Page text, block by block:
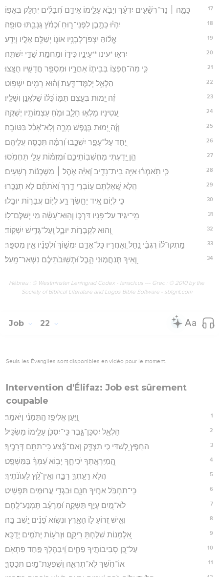
17 כַּמָּ֤ה ׀ נֵר־רְשָׁ֘עִ֤ים יִדְעָ֗ךְ וְיָבֹ֣א עָלֵ֣ימוֹ אֵידָ֑ם חֲ֝בָלִ֗ים יְחַלֵּ֥ק בְּאַפּֽוֹ׃
18 יִהְי֗וּ כְּתֶ֥בֶן לִפְנֵי־ר֑וּחַ וּ֝כְמֹ֗ץ גְּנָבַ֥תּוּ סוּפָֽה׃
19 אֱל֗וֹהַּ יִצְפֹּן־לְבָנָ֥יו אוֹנ֑וֹ יְשַׁלֵּ֖ם אֵלָ֣יו וְיֵדָֽע׃
20 יִרְא֣וּ *עינו **עֵינָ֣יו כִּיד֑וֹ וּמֵחֲמַ֖ת שַׁדַּ֣י יִשְׁתֶּֽה׃
21 כִּ֤י מַה־חֶפְצ֣וֹ בְּבֵית֣וֹ אַחֲרָ֑יו וּמִסְפַּ֖ר חֳדָשָׁ֣יו חֻצָּֽצוּ׃
22 הַלְאֵ֥ל יְלַמֶּד־דָּ֑עַת וְ֝ה֗וּא רָמִ֥ים יִשְׁפּֽוֹט׃
23 זֶ֗ה יָ֭מוּת בְּעֶ֣צֶם תֻּמּ֑וֹ כֻּ֝לּ֗וֹ שַׁלְאֲנַ֥ן וְשָׁלֵֽיו׃
24 עֲ֭טִינָיו מָלְא֣וּ חָלָ֑ב וּמֹ֖חַ עַצְמוֹתָ֣יו יְשֻׁקֶּֽה׃
25 וְזֶ֗ה יָ֭מוּת בְּנֶ֣פֶשׁ מָרָ֑ה וְלֹֽא־אָ֝כַ֗ל בַּטּוֹבָֽה׃
26 יַ֭חַד עַל־עָפָ֣ר יִשְׁכָּ֑בוּ וְ֝רִמָּ֗ה תְּכַסֶּ֥ה עֲלֵיהֶֽם׃
27 הֵ֣ן יָ֭דַעְתִּי מַחְשְׁבֽוֹתֵיכֶ֑ם וּ֝מְזִמּ֗וֹת עָלַ֥י תַּחְמֹֽסוּ׃
28 כִּ֤י תֹֽאמְר֗וּ אַיֵּ֥ה בֵית־נָדִ֑יב וְ֝אַיֵּ֗ה אֹ֤הֶל ׀ מִשְׁכְּנ֬וֹת רְשָׁעִֽים׃
29 הֲלֹ֣א שְׁ֭אֶלְתֶּם ע֣וֹבְרֵי דָ֑רֶךְ וְ֝אֹתֹתָ֗ם לֹ֣א תְנַכֵּֽרוּ׃
30 כִּ֤י לְי֣וֹם אֵ֭יד יֵחָ֣שֶׂךְ רָ֑ע לְי֖וֹם עֲבָר֣וֹת יוּבָֽלוּ׃
31 מִֽי־יַגִּ֣יד עַל־פָּנָ֣יו דַּרְכּ֑וֹ וְהֽוּא־עָ֝שָׂ֗ה מִ֣י יְשַׁלֶּם־לֽוֹ׃
32 וְ֭הוּא לִקְבָר֣וֹת יוּבָ֑ל וְֽעַל־גָּדִ֥ישׁ יִשְׁקֽוֹד׃
33 מָֽתְקוּ־ל֗וֹ רִגְבֵ֫י נָ֥חַל וְ֭אַחֲרָיו כָּל־אָדָ֣ם יִמְשׁ֑וֹךְ וּ֝לְפָנָ֗יו אֵ֣ין מִסְפָּֽר׃
34 וְ֭אֵיךְ תְּנַחֲמ֣וּנִי הָ֑בֶל וּ֝תְשֽׁוּבֹתֵיכֶ֗ם נִשְׁאַר־מָֽעַל׃
Hébreu : © Westminster Leningrad Codex - tanach.us --- Grec : © 2010 by the
Society of Biblical Literature and Logos Bible Software - sblgnt.com
Job 22
Seuls les Évangiles sont disponibles en vidéo pour le moment.
Intervention d'Élifaz: Job est sûrement
coupable
1 וַ֭יַּעַן אֱלִיפַ֥ז הַֽתֵּמָנִ֗י וַיֹּאמַֽר׃
2 הַלְאֵ֥ל יִסְכָּן־גָּ֑בֶר כִּֽי־יִסְכֹּ֖ן עָלֵ֣ימוֹ מַשְׂכִּֽיל׃
3 הַחֵ֣פֶץ לְ֭שַׁדַּי כִּ֣י תִצְדָּ֑ק וְאִם־בֶּ֝֗צַע כִּֽי־תַתֵּ֥ם דְּרָכֶֽיךָ׃
4 הֲֽ֭מִיִּרְאָ֣תְךָ יֹכִיחֶ֑ךָ יָב֥וֹא עִ֝מְּךָ֗ בַּמִּשְׁפָּֽט׃
5 הֲלֹ֣א רָעָֽתְךָ֣ רַבָּ֑ה וְאֵֽין־קֵ֝֗ץ לַעֲוֺנֹתֶֽיךָ׃
6 כִּֽי־תַחְבֹּ֣ל אַחֶ֣יךָ חִנָּ֑ם וּבִגְדֵ֖י עֲרוּמִּ֣ים תַּפְשִֽׁיט׃
7 לֹא־מַ֭יִם עָיֵ֣ף תַּשְׁקֶ֑ה וּ֝מֵרָעֵ֗ב תִּֽמְנַֽע־לָֽחֶם׃
8 וְאִ֣ישׁ זְ֭רוֹעַ ל֣וֹ הָאָ֑רֶץ וּנְשׂ֥וּא פָ֝נִ֗ים יֵ֣שֶׁב בָּֽהּ׃
9 אַ֭לְמָנוֹת שִׁלַּ֣חְתָּ רֵיקָ֑ם וּזְרֹע֖וֹת יְתֹמִ֣ים יְדֻכָּֽא׃
10 עַל־כֵּ֭ן סְבִיבוֹתֶ֣יךָ פַחִ֑ים וִֽ֝יבַהֶלְךָ פַּ֣חַד פִּתְאֹֽם׃
11 אוֹ־חֹ֥שֶׁךְ לֹֽא־תִרְאֶ֑ה וְֽשִׁפְעַת־מַ֥יִם תְּכַסֶּֽךָּ׃